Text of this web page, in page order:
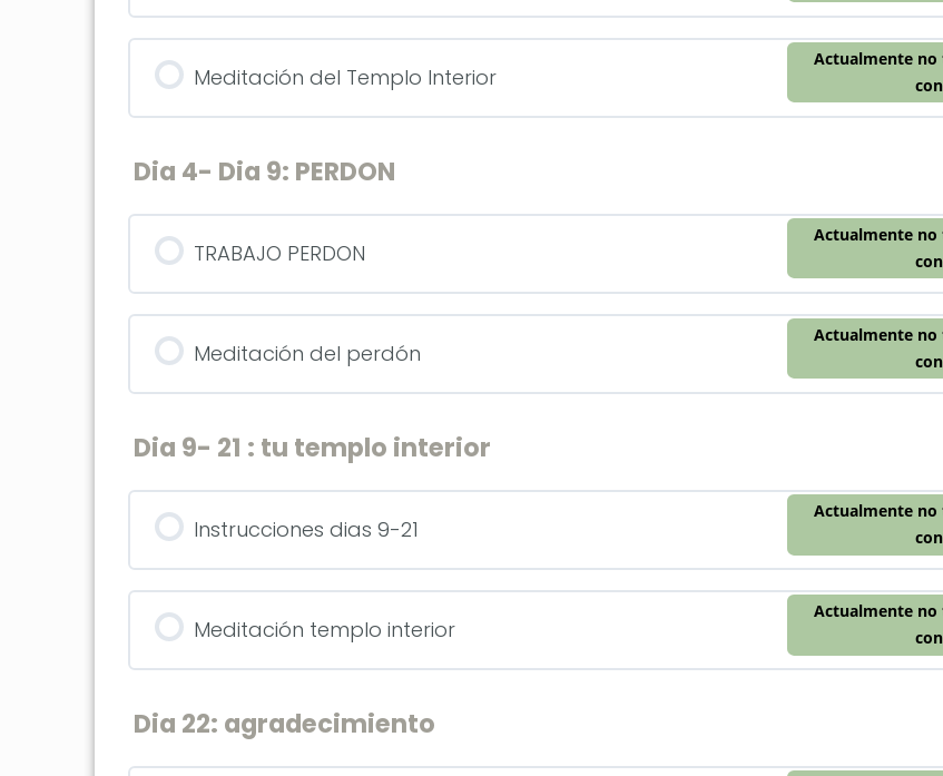
Meditación del Templo Interior
Actualmente no
Dia 4- Dia 9: PERDON
TRABAJO PERDON
Actualmente no
Meditación del perdón
Actualmente no
Dia 9- 21 : tu templo interior
Instrucciones dias 9-21
Actualmente no
Meditación templo interior
Actualmente no
Dia 22: agradecimiento